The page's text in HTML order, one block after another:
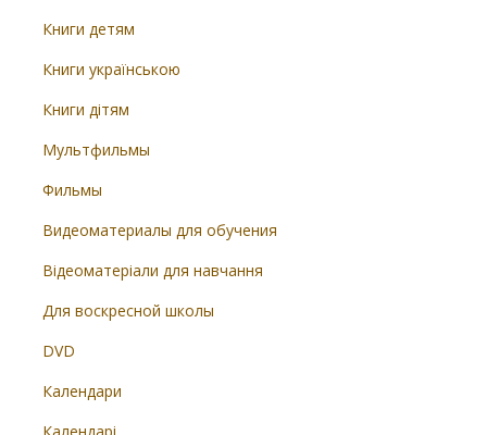
Книги детям
Книги українською
Книги дітям
Мультфильмы
Фильмы
Видеоматериалы для обучения
Відеоматеріали для навчання
Для воскресной школы
DVD
Календари